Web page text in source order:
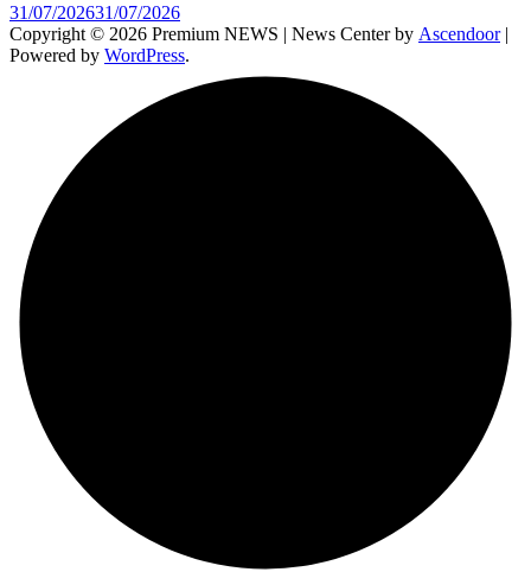
31/07/202631/07/2026
Copyright © 2026 Premium NEWS | News Center by Ascendoor|
Powered by WordPress.